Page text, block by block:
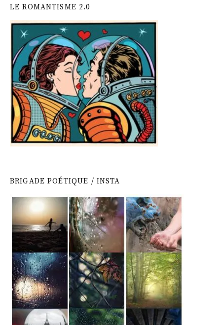
LE ROMANTISME 2.0
BRIGADE POÉTIQUE / INSTA